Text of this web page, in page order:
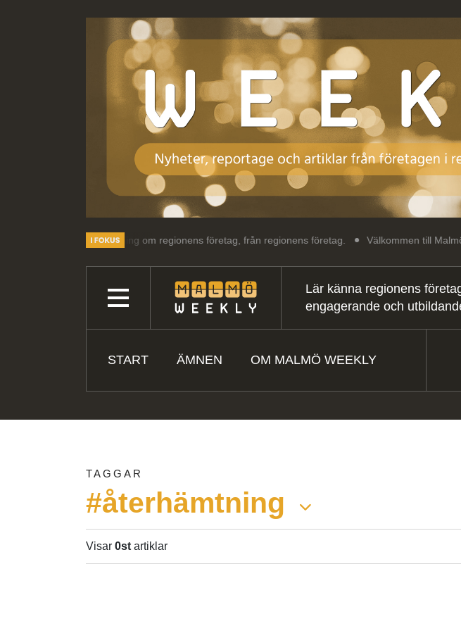
läsning om regionens företag, från regionens företag. Välkommen till Malmö Weekly:
Lär känna regionens
engagerande och
START ÄMNEN OM MALMÖ WEEKLY
TAGGAR
#återhämtning
Visar 0st artiklar